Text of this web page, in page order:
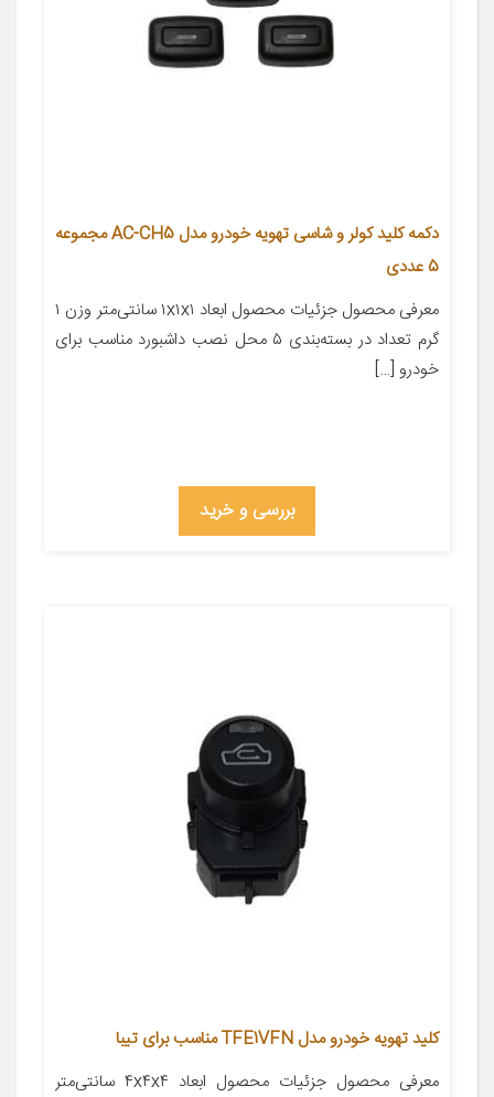
دکمه کلید کولر و شاسی تهویه خودرو مدل AC-CH5 مجموعه
5 عددی
معرفی محصول جزئیات محصول ابعاد ۱x۱x۱ سانتی‌متر وزن ۱
گرم تعداد در بسته‌بندی ۵ محل نصب داشبورد مناسب برای
خودرو […]
بررسی و خرید
کلید تهویه خودرو مدل TFE1VFN مناسب برای تیبا
معرفی محصول جزئیات محصول ابعاد ۴x۴x۴ سانتی‌متر